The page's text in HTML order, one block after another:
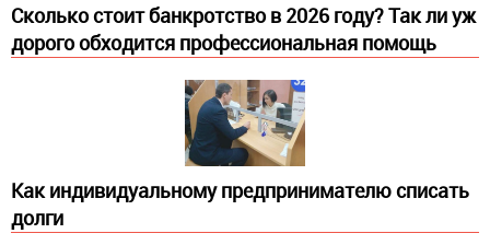
Сколько стоит банкротство в 2026 году? Так ли уж
дорого обходится профессиональная помощь
Как индивидуальному предпринимателю списать
долги